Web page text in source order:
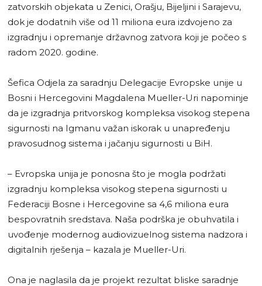
zatvorskih objekata u Zenici, Orašju, Bijeljini i Sarajevu,
dok je dodatnih više od 11 miliona eura izdvojeno za
izgradnju i opremanje državnog zatvora koji je počeo s
radom 2020. godine.
Šefica Odjela za saradnju Delegacije Evropske unije u
Bosni i Hercegovini Magdalena Mueller-Uri napominje
da je izgradnja pritvorskog kompleksa visokog stepena
sigurnosti na Igmanu važan iskorak u unapređenju
pravosudnog sistema i jačanju sigurnosti u BiH.
– Evropska unija je ponosna što je mogla podržati
izgradnju kompleksa visokog stepena sigurnosti u
Federaciji Bosne i Hercegovine sa 4,6 miliona eura
bespovratnih sredstava. Naša podrška je obuhvatila i
uvođenje modernog audiovizuelnog sistema nadzora i
digitalnih rješenja – kazala je Mueller-Uri.
Ona je naglasila da je projekt rezultat bliske saradnje